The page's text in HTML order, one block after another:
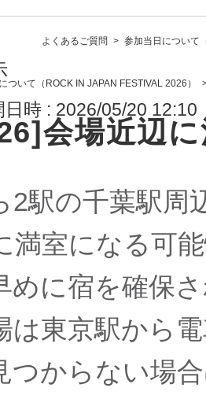
よくあるご質問 > 参加当日について
ついて（ROCK IN JAPAN FESTIVAL 2026）
日時 : 2026/05/20 12:10
会場近辺
2駅の千葉駅周
満室になる可
めに宿を確保
は東京駅から
つからない場